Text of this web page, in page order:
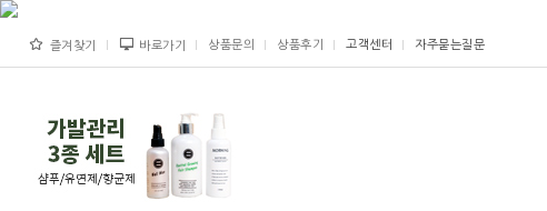
즐겨찾기 바로가기 상품문의 상품후기 고객센터 자주묻는질문